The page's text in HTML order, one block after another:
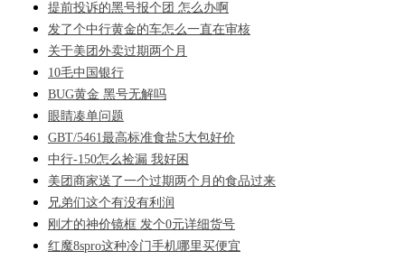
提前投诉的黑号报个团 怎么办啊
发了个中行黄金的车怎么一直在审核
关于美团外卖过期两个月
10毛中国银行
BUG黄金 黑号无解吗
眼睛凑单问题
GBT/5461最高标准食盐5大包好价
中行-150怎么捡漏 我好困
美团商家送了一个过期两个月的食品过来
兄弟们这个有没有利润
刚才的神价镜框 发个0元详细货号
红魔8spro这种冷门手机哪里买便宜